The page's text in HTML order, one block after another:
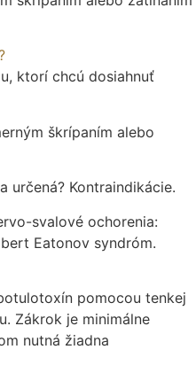
ktorí chcú dosiahnuť
škrípaním alebo
určená? Kontraindikácie.
svalové ochorenia:
Eatonov syndróm.
pomocou tenkej
Zákrok je minimálne
nutná žiadna